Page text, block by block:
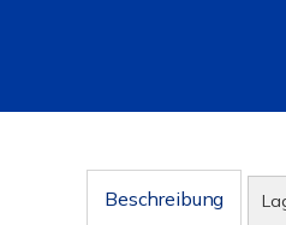
Beschreibung